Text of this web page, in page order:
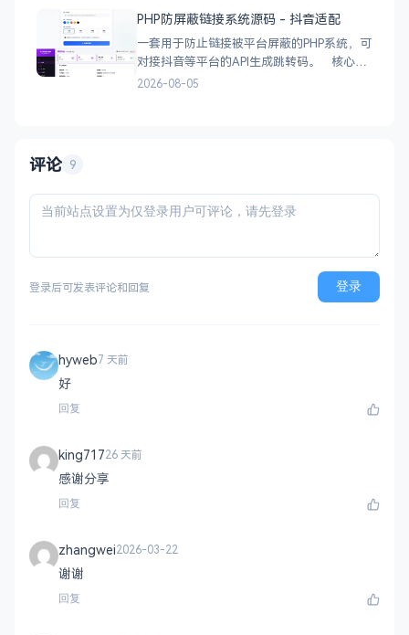
情 小区投票：发起/参与/查看结果 邻里社区
PHP防屏蔽链接系统源码 - 抖音适配
一套用于防止链接被平台屏蔽的PHP系统，可
对接抖音等平台的API生成跳转码。 核心功
能 多域名池智能切换，降低被拦截概率 对接
2026-08-05
评论 9
登录后可发表评论和回复 登录
hyweb7 天前
好
回复
king71726 天前
感谢分享
回复
zhangwei2026-03-22
谢谢
回复